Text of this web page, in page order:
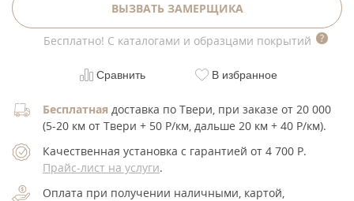
ВЫЗВАТЬ ЗАМЕРЩИКА
Бесплатно! С каталогами и образцами покрытий
Сравнить В избранное
Бесплатная доставка по Твери, при заказе от 20 000
(5-20 км от Твери + 50 Р/км, дальше 20 км + 40 Р/км).
Качественная установка с гарантией от 4 700 Р.
Прайс-лист на услуги.
Оплата при получении наличными, картой,